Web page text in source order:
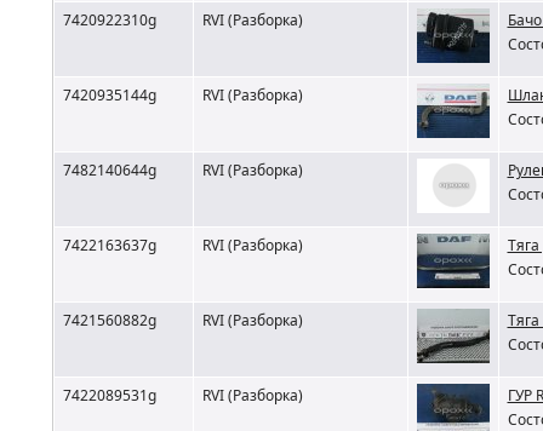
7420922310g RVI (Разборка)
7420935144g RVI (Разборка)
7482140644g RVI (Разборка)
7422163637g RVI (Разборка)
7421560882g RVI (Разборка)
7422089531g RVI (Разборка)
ГУР